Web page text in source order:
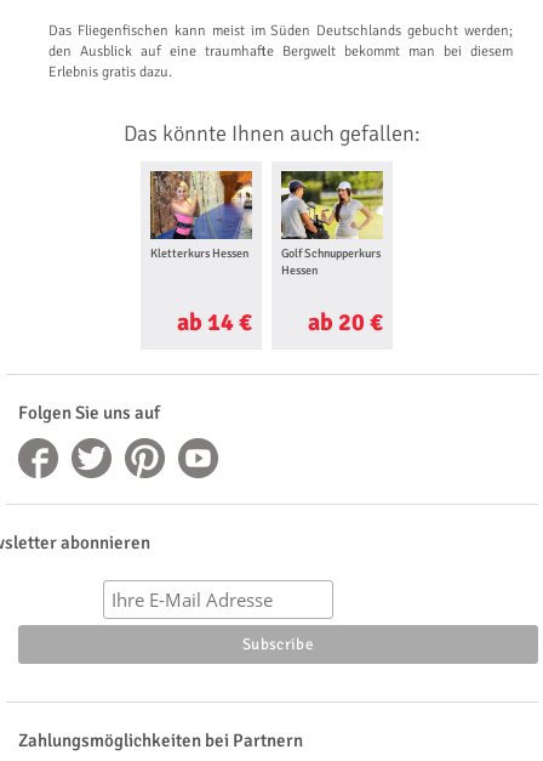
Das Fliegenfischen kann meist im Süden Deutschlands gebucht werden;
den Ausblick auf eine traumhafte Bergwelt bekommt man bei diesem
Erlebnis gratis dazu.
Das könnte Ihnen auch gefallen:
Kletterkurs Hessen
ab 14 €
Golf Schnupperkurs
Hessen
ab 20 €
Folgen Sie uns auf
abonnieren
Zahlungsmöglichkeiten bei Partnern